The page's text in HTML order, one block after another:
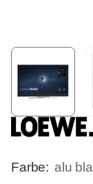
Farbe: alu